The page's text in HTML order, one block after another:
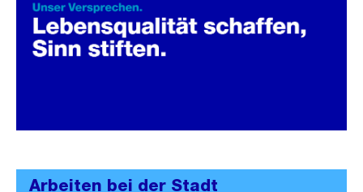
Arbeiten bei der Stadt